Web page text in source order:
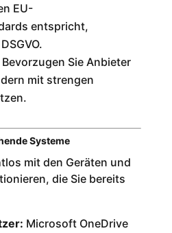
EU-
entspricht,
Bevorzugen Sie Anbieter
mit strengen
Systeme
mit den Geräten und
die Sie bereits
Microsoft OneDrive